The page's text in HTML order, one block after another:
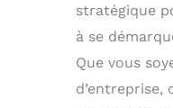
stratégique
à se
Que vous
d’entreprise,